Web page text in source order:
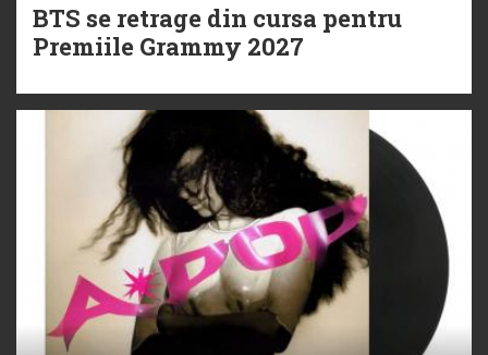
BTS se retrage din cursa pentru
Premiile Grammy 2027